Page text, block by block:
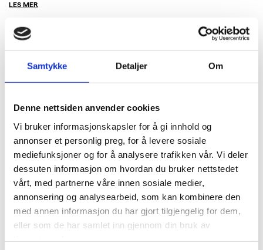
Samtykke Detaljer Om
Denne nettsiden anvender cookies
Vi bruker informasjonskapsler for å gi innhold og
annonser et personlig preg, for å levere sosiale
mediefunksjoner og for å analysere trafikken vår. Vi deler
dessuten informasjon om hvordan du bruker nettstedet
vårt, med partnerne våre innen sosiale medier,
annonsering og analysearbeid, som kan kombinere den
med annen informasjon du har gjort tilgjengelig for dem,
eller som de har samlet inn gjennom din bruk av
LES MER